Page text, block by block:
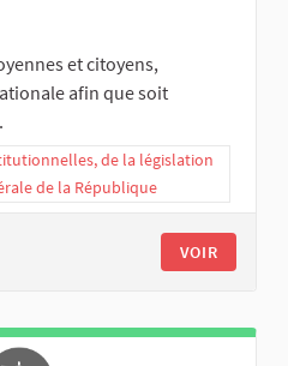
et citoyens,
afin que soit
de la législation
de la République
VOIR